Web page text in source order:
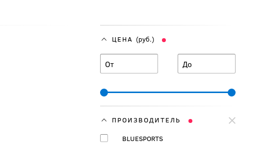
ЦЕНА (руб.)
От До
ПРОИЗВОДИТЕЛЬ
BLUESPORTS